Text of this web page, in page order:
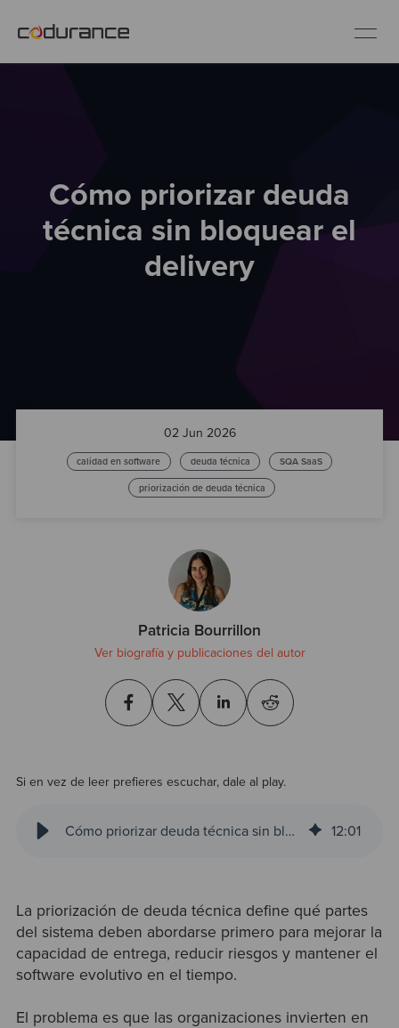
Servicios
Test
Cómo priorizar deuda
técnica sin bloquear el
delivery
02 Jun 2026
calidad en software deuda técnica SQA SaaS
priorización de deuda técnica
Patricia Bourrillon
Ver biografía y publicaciones del autor
Si en vez de leer prefieres escuchar, dale al play.
Cómo priorizar deuda técnica sin bloquear el delivery 12:01
La priorización de deuda técnica define qué partes
del sistema deben abordarse primero para mejorar la
capacidad de entrega, reducir riesgos y mantener el
software evolutivo en el tiempo.
El problema es que las organizaciones invierten en